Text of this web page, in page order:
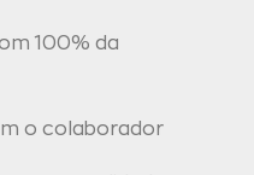
100% da
o colaborador